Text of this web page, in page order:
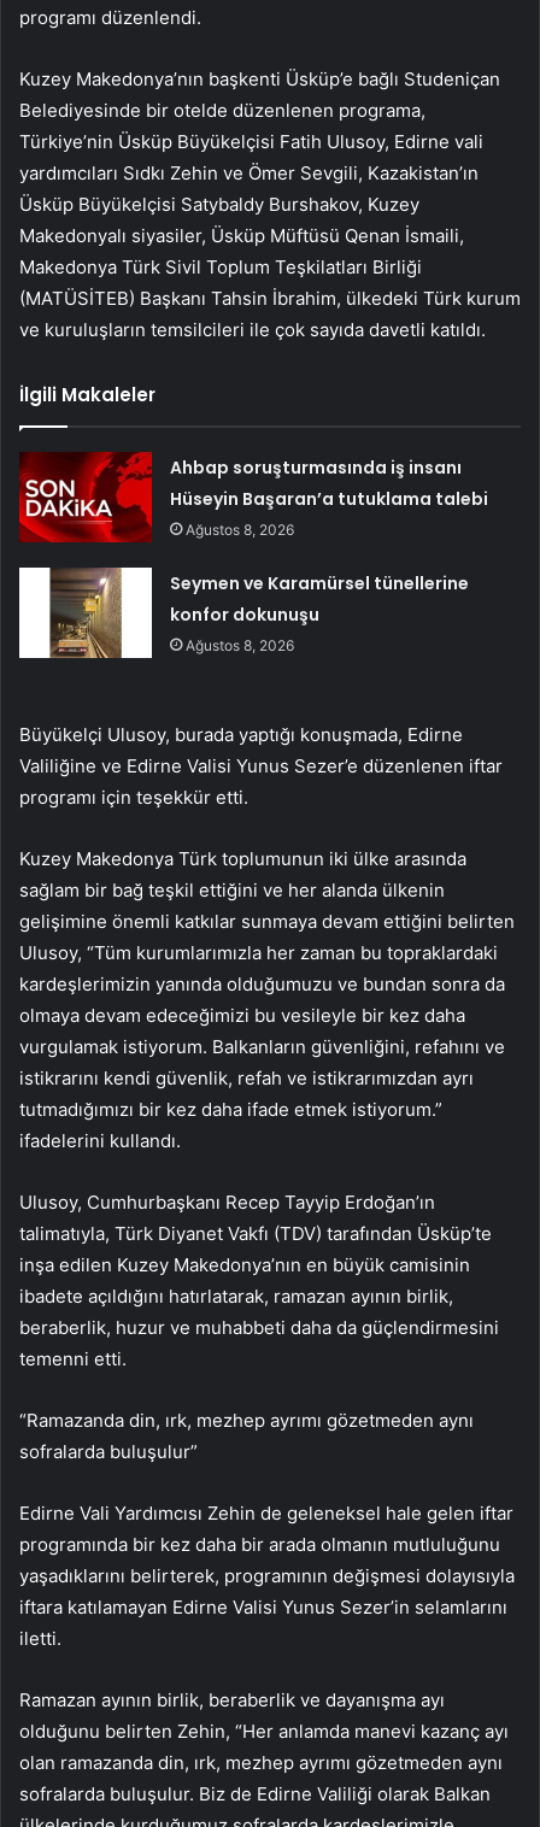
programı düzenlendi.
Kuzey Makedonya’nın başkenti Üsküp’e bağlı Studeniçan
Belediyesinde bir otelde düzenlenen programa,
Türkiye’nin Üsküp Büyükelçisi Fatih Ulusoy, Edirne vali
yardımcıları Sıdkı Zehin ve Ömer Sevgili, Kazakistan’ın
Üsküp Büyükelçisi Satybaldy Burshakov, Kuzey
Makedonyalı siyasiler, Üsküp Müftüsü Qenan İsmaili,
Makedonya Türk Sivil Toplum Teşkilatları Birliği
(MATÜSİTEB) Başkanı Tahsin İbrahim, ülkedeki Türk kurum
ve kuruluşların temsilcileri ile çok sayıda davetli katıldı.
İlgili Makaleler
Ahbap soruşturmasında iş insanı
Hüseyin Başaran’a tutuklama talebi
Ağustos 8, 2026
Seymen ve Karamürsel tünellerine
konfor dokunuşu
Ağustos 8, 2026
Büyükelçi Ulusoy, burada yaptığı konuşmada, Edirne
Valiliğine ve Edirne Valisi Yunus Sezer’e düzenlenen iftar
programı için teşekkür etti.
Kuzey Makedonya Türk toplumunun iki ülke arasında
sağlam bir bağ teşkil ettiğini ve her alanda ülkenin
gelişimine önemli katkılar sunmaya devam ettiğini belirten
Ulusoy, “Tüm kurumlarımızla her zaman bu topraklardaki
kardeşlerimizin yanında olduğumuzu ve bundan sonra da
olmaya devam edeceğimizi bu vesileyle bir kez daha
vurgulamak istiyorum. Balkanların güvenliğini, refahını ve
istikrarını kendi güvenlik, refah ve istikrarımızdan ayrı
tutmadığımızı bir kez daha ifade etmek istiyorum.”
ifadelerini kullandı.
Ulusoy, Cumhurbaşkanı Recep Tayyip Erdoğan’ın
talimatıyla, Türk Diyanet Vakfı (TDV) tarafından Üsküp’te
inşa edilen Kuzey Makedonya’nın en büyük camisinin
ibadete açıldığını hatırlatarak, ramazan ayının birlik,
beraberlik, huzur ve muhabbeti daha da güçlendirmesini
temenni etti.
“Ramazanda din, ırk, mezhep ayrımı gözetmeden aynı
sofralarda buluşulur”
Edirne Vali Yardımcısı Zehin de geleneksel hale gelen iftar
programında bir kez daha bir arada olmanın mutluluğunu
yaşadıklarını belirterek, programının değişmesi dolayısıyla
iftara katılamayan Edirne Valisi Yunus Sezer’in selamlarını
iletti.
Ramazan ayının birlik, beraberlik ve dayanışma ayı
olduğunu belirten Zehin, “Her anlamda manevi kazanç ayı
olan ramazanda din, ırk, mezhep ayrımı gözetmeden aynı
sofralarda buluşulur. Biz de Edirne Valiliği olarak Balkan